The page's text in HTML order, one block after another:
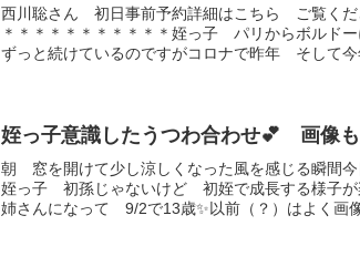
西川聡さん 初日事前予約詳細はこちら ご覧くだ
＊＊＊＊＊＊＊＊＊＊＊姪っ子 パリからボルド
ずっと続けているのですがコロナで昨年 そして今
姪っ子意識したうつわ合わせ💕 画像
朝 窓を開けて少し涼しくなった風を感じる瞬間今
姪っ子 初孫じゃないけど 初姪で成長する様子が
姉さんになって 9/2で13歳✨以前（？）はよく画